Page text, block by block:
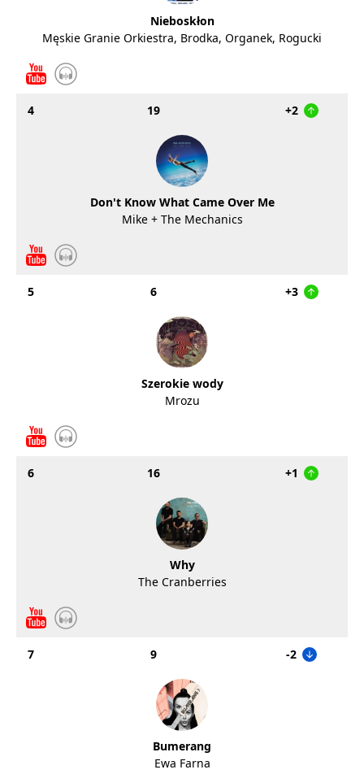
Nieboskłon
Męskie Granie Orkiestra, Brodka, Organek, Rogucki
4 19 +2
Don't Know What Came Over Me
Mike + The Mechanics
5 6 +3
Szerokie wody
Mrozu
6 16 +1
Why
The Cranberries
7 9 -2
Bumerang
Ewa Farna